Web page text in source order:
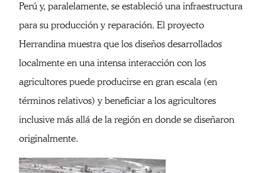
Perú y, paralelamente, se estableció una infraestructura
para su producción y reparación. El proyecto
Herrandina muestra que los diseños desarrollados
localmente en una intensa interacción con los
agricultores puede producirse en gran escala (en
términos relativos) y beneficiar a los agricultores
inclusive más allá de la región en donde se diseñaron
originalmente.